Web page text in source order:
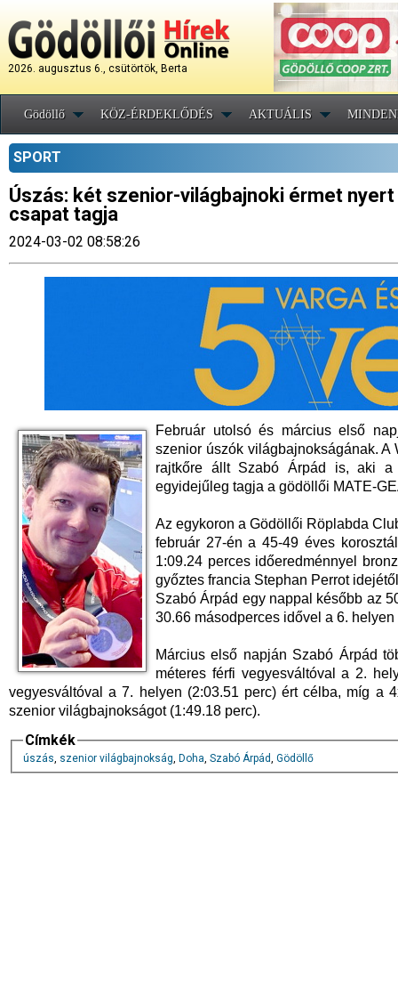
2026. augusztus 6., csütörtök, Berta
Gödöllő KÖZ-ÉRDEKLŐDÉS AKTUÁLIS
SPORT
Úszás: két szenior-világbajnoki érmet
csapat tagja
2024-03-02 08:58:26
Február utolsó és március első
szenior úszók világbajnokságának.
rajtkőre állt Szabó Árpád is, aki a
egyidejűleg tagja a gödöllői MATE-
Az egykoron a Gödöllői Röplabda
február 27-én a 45-49 éves
1:09.24 perces időeredménnyel
győztes francia Stephan Perrot
Szabó Árpád egy nappal később az
30.66 másodperces idővel a 6.
Március első napján Szabó Árpád
méteres férfi vegyesváltóval a 2.
vegyesváltóval a 7. helyen (2:03.51 perc) ért célba, míg a
szenior világbajnokságot (1:49.18 perc).
Címkék
úszás, szenior világbajnokság, Doha, Szabó Árpád, Gödöllő